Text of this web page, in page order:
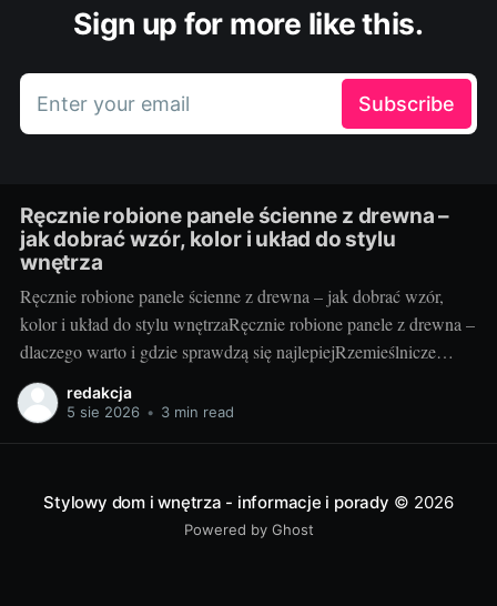
Sign up for more like this.
Enter your email Subscribe
Ręcznie robione panele ścienne z drewna –
jak dobrać wzór, kolor i układ do stylu
wnętrza
Ręcznie robione panele ścienne z drewna – jak dobrać wzór,
kolor i układ do stylu wnętrzaRęcznie robione panele z drewna –
dlaczego warto i gdzie sprawdzą się najlepiejRzemieślnicze
panele ścienne to coś więcej niż okładzina – to faktura, ciepło i
unikatowy rysunek słojów, którego nie da się skopiować.
redakcja
5 sie 2026 • 3 min read
Stylowy dom i wnętrza - informacje i porady © 2026
Powered by Ghost